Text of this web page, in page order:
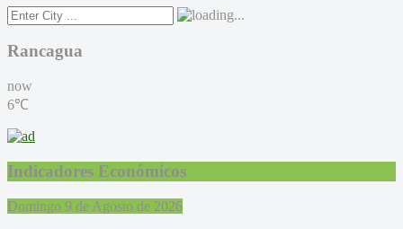
Rancagua
now
6℃
Indicadores Económicos
Domingo 9 de Agosto de 2026